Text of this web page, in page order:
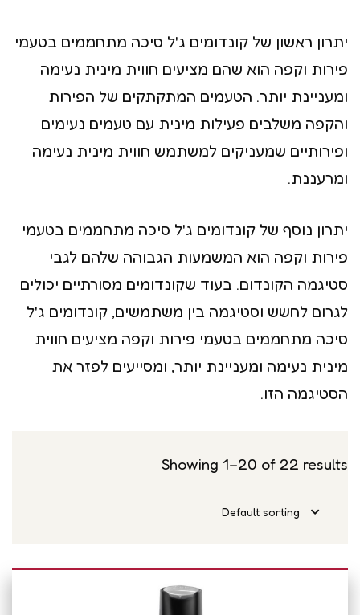
יתרון ראשון של קונדומים ג'ל סיכה מתחממים בטעמי
פירות וקפה הוא שהם מציעים חווית מינית נעימה
ומעניינת יותר. הטעמים המתקתקים של הפירות
והקפה משלבים פעילות מינית עם טעמים נעימים
ופירותיים שמעניקים למשתמש חווית מינית נעימה
ומרעננת.
יתרון נוסף של קונדומים ג'ל סיכה מתחממים בטעמי
פירות וקפה הוא המשמעות הגבוהה שלהם לגבי
סטיגמה הקונדום. בעוד שקונדומים מסורתיים יכולים
לגרום לחשש וסטיגמה בין משתמשים, קונדומים ג'ל
סיכה מתחממים בטעמי פירות וקפה מציעים חווית
מינית נעימה ומעניינת יותר, ומסייעים לפזר את
הסטיגמה הזו.
Showing 1–20 of 22 results